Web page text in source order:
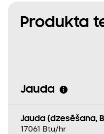
Produkta
Jauda
Jauda (dzesēšana,
17061 Btu/hr